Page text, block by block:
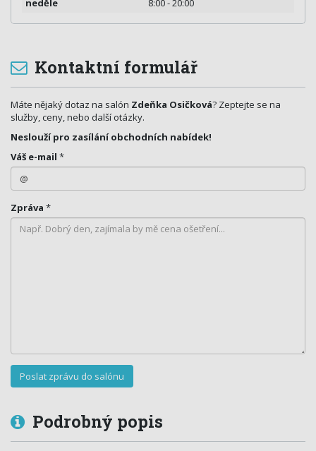
neděle
8:00 - 20:00
Kontaktní formulář
Máte nějaký dotaz na salón Zdeňka Osičková? Zeptejte se na
služby, ceny, nebo další otázky.
Neslouží pro zasílání obchodních nabídek!
Váš e-mail *
Zpráva *
Podrobný popis